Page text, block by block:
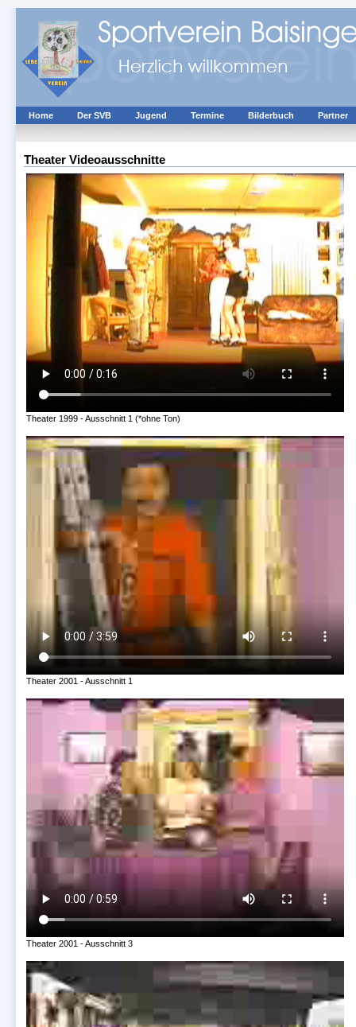
Home Der SVB Jugend Termine Bilderbuch Partner
Theater Videoausschnitte
Theater 1999 - Ausschnitt 1 (*ohne Ton)
Theater 2001 - Ausschnitt 1
Theater 2001 - Ausschnitt 3